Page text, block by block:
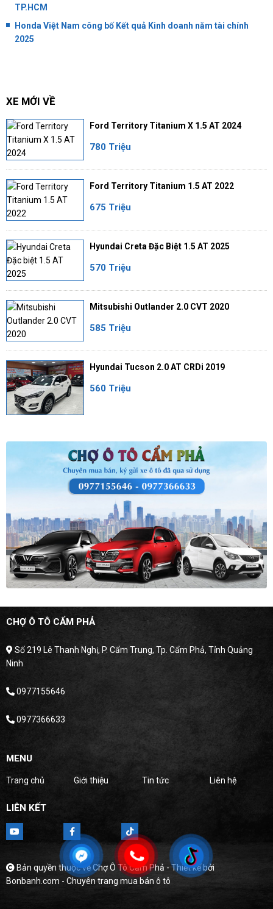
TP.HCM
Honda Việt Nam công bố Kết quả Kinh doanh năm tài chính
2025
XE MỚI VỀ
Ford Territory Titanium X 1.5 AT 2024
780 Triệu
Ford Territory Titanium 1.5 AT 2022
675 Triệu
Hyundai Creta Đặc Biệt 1.5 AT 2025
570 Triệu
Mitsubishi Outlander 2.0 CVT 2020
585 Triệu
Hyundai Tucson 2.0 AT CRDi 2019
560 Triệu
CHỢ Ô TÔ CẨM PHẢ
Số 219 Lê Thanh Nghị, P. Cẩm Trung, Tp. Cẩm Phả, Tỉnh Quảng
Ninh
0977155646
0977366633
MENU
Trang chủ Giới thiệu Tin tức Liên hệ
LIÊN KẾT
Bản quyền thuộc về Chợ Ô Tô Cẩm Phả -Thiết kế bởi
Bonbanh.com - Chuyên trang mua bán ô tô